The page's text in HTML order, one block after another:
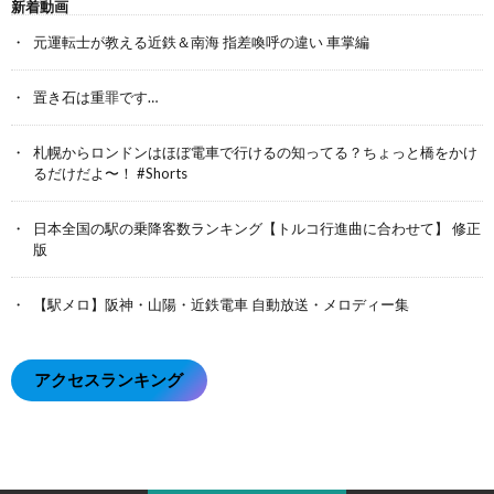
新着動画
元運転士が教える近鉄＆南海 指差喚呼の違い 車掌編
置き石は重罪です…
札幌からロンドンはほぼ電車で行けるの知ってる？ちょっと橋をかけ
るだけだよ〜！ #Shorts
日本全国の駅の乗降客数ランキング【トルコ行進曲に合わせて】 修正
版
【駅メロ】阪神・山陽・近鉄電車 自動放送・メロディー集
アクセスランキング